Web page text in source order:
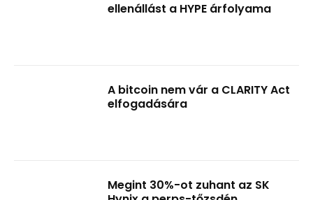
ellenállást a HYPE árfolyama
A bitcoin nem vár a CLARITY Act
elfogadására
Megint 30%-ot zuhant az SK